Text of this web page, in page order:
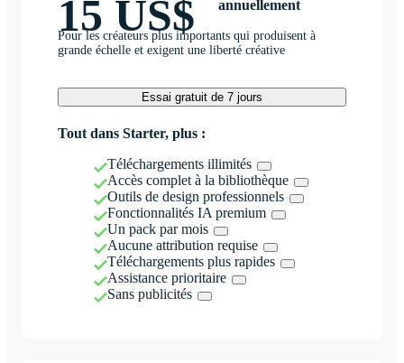
15 US$
annuellement
Pour les créateurs plus importants qui produisent à
grande échelle et exigent une liberté créative
Essai gratuit de 7 jours
Tout dans Starter, plus :
Téléchargements illimités
Accès complet à la bibliothèque
Outils de design professionnels
Fonctionnalités IA premium
Un pack par mois
Aucune attribution requise
Téléchargements plus rapides
Assistance prioritaire
Sans publicités